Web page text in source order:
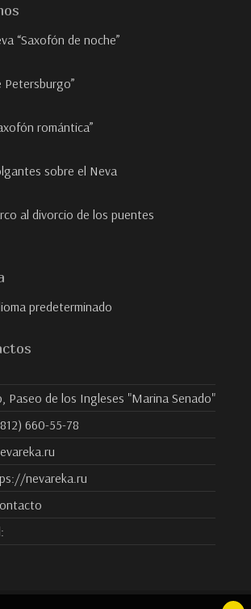
“Saxofón de noche”
Petersburgo”
romántica”
sobre el Neva
al divorcio de los puentes
predeterminado
Paseo de los Ingleses "Marina Senado"
660-55-78
nevareka.ru